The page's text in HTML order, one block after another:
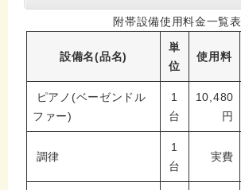
附帯設備使用料金一覧表
設備名(品名)
単
位
使用料
ピアノ(ベーゼンドル
ファー)
1
台
10,480
円
調律
1
台
実費